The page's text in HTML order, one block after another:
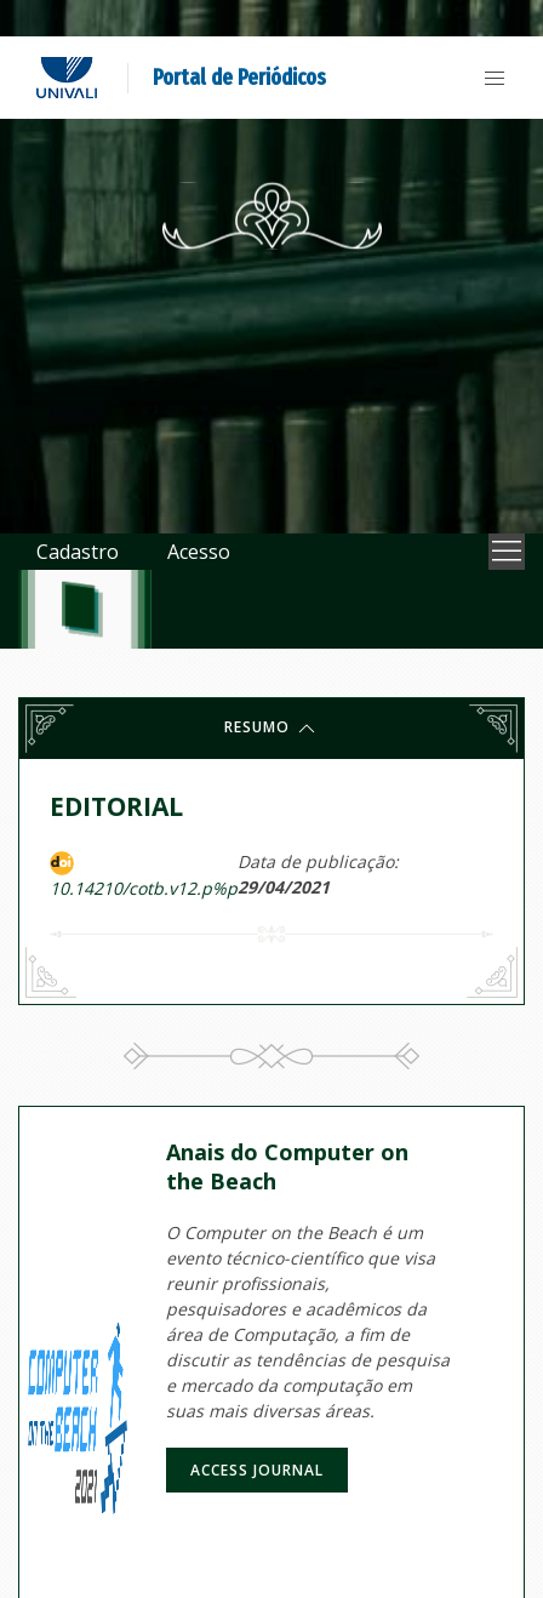
Portal de Periódicos
Cadastro Acesso
RESUMO
EDITORIAL
10.14210/cotb.v12.p%p
Data de publicação:
29/04/2021
Anais do Computer on
the Beach
O Computer on the Beach é um
evento técnico-científico que visa
reunir profissionais,
pesquisadores e acadêmicos da
área de Computação, a fim de
discutir as tendências de pesquisa
e mercado da computação em
suas mais diversas áreas.
ACCESS JOURNAL